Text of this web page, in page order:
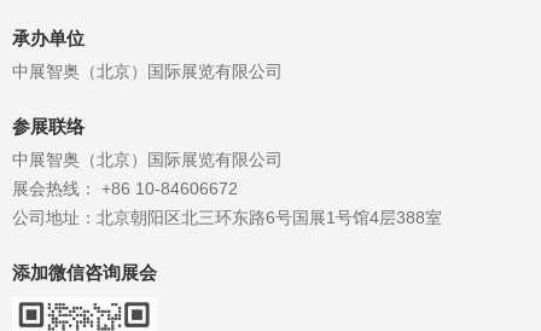
承办单位
中展智奥（北京）国际展览有限公司
参展联络
中展智奥（北京）国际展览有限公司
展会热线： +86 10-84606672
公司地址：北京朝阳区北三环东路6号国展1号馆4层388室
添加微信咨询展会